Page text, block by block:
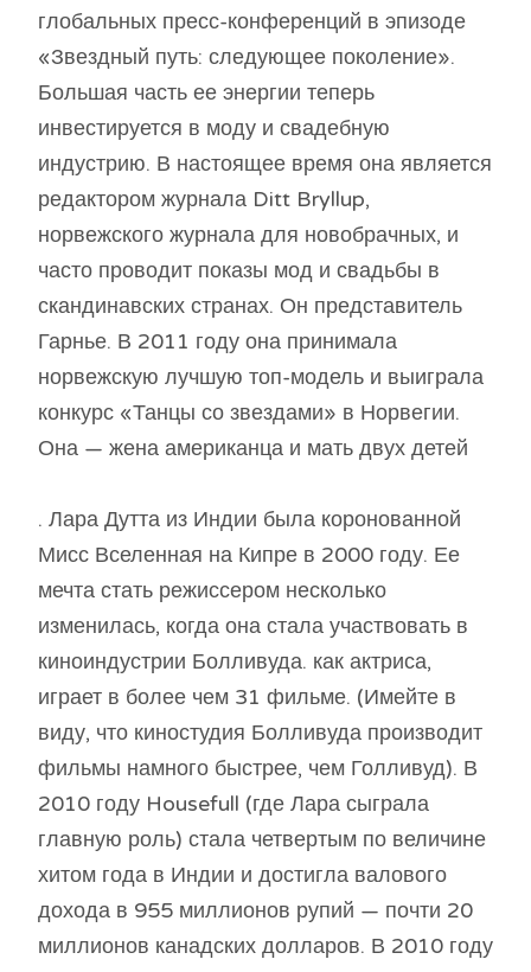
глобальных пресс-конференций в эпизоде ​​
«Звездный путь: следующее поколение».
Большая часть ее энергии теперь
инвестируется в моду и свадебную
индустрию. В настоящее время она является
редактором журнала Ditt Bryllup,
норвежского журнала для новобрачных, и
часто проводит показы мод и свадьбы в
скандинавских странах. Он представитель
Гарнье. В 2011 году она принимала
норвежскую лучшую топ-модель и выиграла
конкурс «Танцы со звездами» в Норвегии.
Она — жена американца и мать двух детей
. Лара Дутта из Индии была коронованной
Мисс Вселенная на Кипре в 2000 году. Ее
мечта стать режиссером несколько
изменилась, когда она стала участвовать в
киноиндустрии Болливуда. как актриса,
играет в более чем 31 фильме. (Имейте в
виду, что киностудия Болливуда производит
фильмы намного быстрее, чем Голливуд). В
2010 году Housefull (где Лара сыграла
главную роль) стала четвертым по величине
хитом года в Индии и достигла валового
дохода в 955 миллионов рупий — почти 20
миллионов канадских долларов. В 2010 году